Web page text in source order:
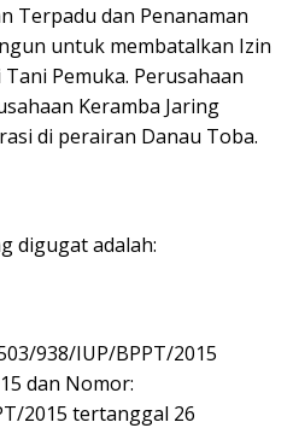
Terpadu dan Penanaman
untuk membatalkan Izin
Pemuka. Perusahaan
Keramba Jaring
di perairan Danau Toba.
digugat adalah:
938/IUP/BPPT/2015
dan Nomor:
2015 tertanggal 26